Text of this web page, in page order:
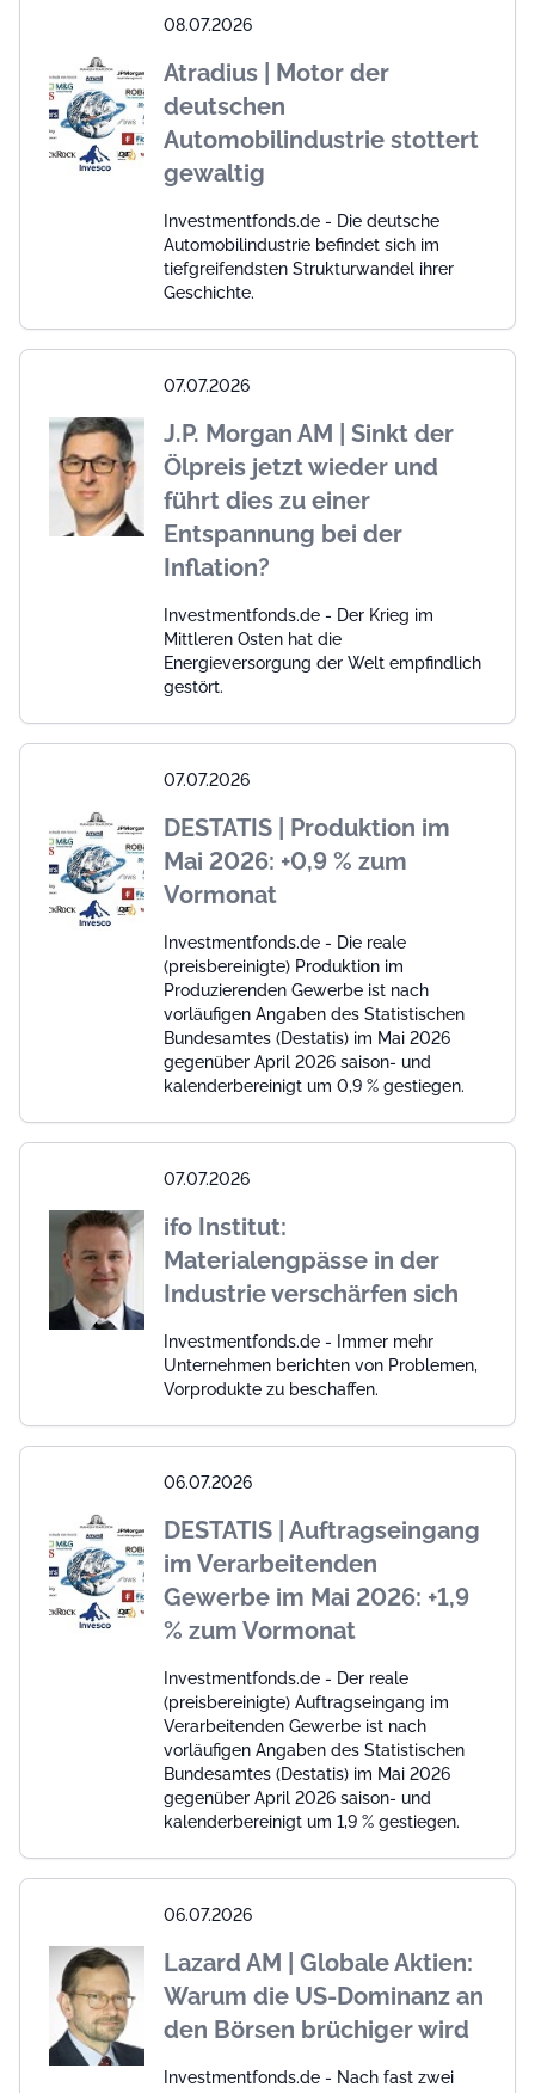
08.07.2026
Atradius | Motor der
deutschen
Automobilindustrie stottert
gewaltig
Investmentfonds.de - Die deutsche
Automobilindustrie befindet sich im
tiefgreifendsten Strukturwandel ihrer
Geschichte.
07.07.2026
J.P. Morgan AM | Sinkt der
Ölpreis jetzt wieder und
führt dies zu einer
Entspannung bei der
Inflation?
Investmentfonds.de - Der Krieg im
Mittleren Osten hat die
Energieversorgung der Welt empfindlich
gestört.
07.07.2026
DESTATIS | Produktion im
Mai 2026: +0,9 % zum
Vormonat
Investmentfonds.de - Die reale
(preisbereinigte) Produktion im
Produzierenden Gewerbe ist nach
vorläufigen Angaben des Statistischen
Bundesamtes (Destatis) im Mai 2026
gegenüber April 2026 saison- und
kalenderbereinigt um 0,9 % gestiegen.
07.07.2026
ifo Institut:
Materialengpässe in der
Industrie verschärfen sich
Investmentfonds.de - Immer mehr
Unternehmen berichten von Problemen,
Vorprodukte zu beschaffen.
06.07.2026
DESTATIS | Auftragseingang
im Verarbeitenden
Gewerbe im Mai 2026: +1,9
% zum Vormonat
Investmentfonds.de - Der reale
(preisbereinigte) Auftragseingang im
Verarbeitenden Gewerbe ist nach
vorläufigen Angaben des Statistischen
Bundesamtes (Destatis) im Mai 2026
gegenüber April 2026 saison- und
kalenderbereinigt um 1,9 % gestiegen.
06.07.2026
Lazard AM | Globale Aktien:
Warum die US-Dominanz an
den Börsen brüchiger wird
Investmentfonds.de - Nach fast zwei